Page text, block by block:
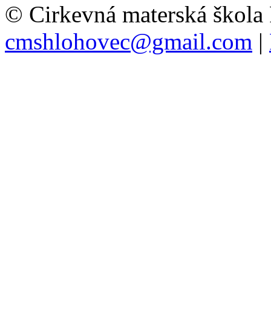
© Cirkevná materská
cmshlohovec@gmail.com |